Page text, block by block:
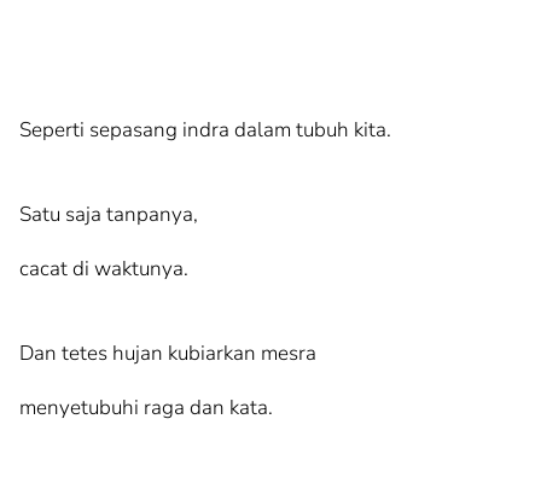
Seperti sepasang indra dalam tubuh kita.
Satu saja tanpanya,
cacat di waktunya.
Dan tetes hujan kubiarkan mesra
menyetubuhi raga dan kata.